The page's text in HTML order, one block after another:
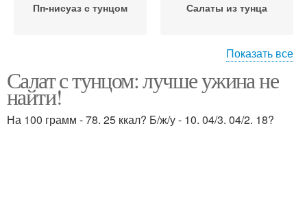
Пп-нисуаз с тунцом Салаты из тунца
Белковый салат Салат по дюкану
Показать все
Салат с тунцом: лучше ужина не
найти!
На 100 грамм - 78. 25 ккал? Б/ж/у - 10. 04/3. 04/2. 18?